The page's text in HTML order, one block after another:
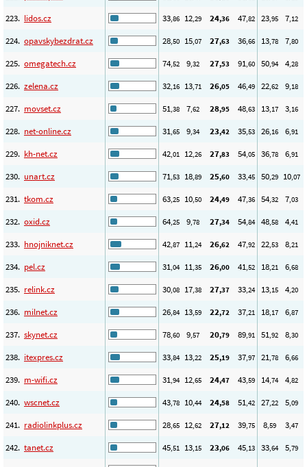
223. lidos.cz 33,86 12,29 24,36 47,82 23,95 7,12
224. opavskybezdrat.cz 28,50 15,07 27,63 36,66 13,78 7,80
225. omegatech.cz 74,52 9,32 27,53 91,60 50,94 4,28
226. zelena.cz 32,16 13,71 26,05 46,49 22,62 9,18
227. movset.cz 51,38 7,62 28,95 48,63 13,17 3,16
228. net-online.cz 31,65 9,34 23,42 35,53 26,16 6,91
229. kh-net.cz 42,01 12,26 27,83 54,05 36,78 6,91
230. unart.cz 71,53 18,89 25,60 33,45 50,29 10,07
231. tkom.cz 63,25 10,50 24,49 47,36 54,32 7,03
232. oxid.cz 64,25 9,78 27,34 54,84 48,58 4,41
233. hnojniknet.cz 42,87 11,24 26,62 47,92 22,53 8,21
234. pel.cz 31,04 11,35 26,00 41,52 18,21 6,68
235. relink.cz 30,08 17,38 27,37 33,24 13,15 4,20
236. milnet.cz 26,84 13,59 22,72 37,21 18,17 6,87
237. skynet.cz 78,60 9,57 20,79 89,91 51,92 8,30
238. itexpres.cz 33,84 13,22 25,19 37,97 21,78 6,66
239. m-wifi.cz 31,94 12,65 24,47 43,59 14,74 4,82
240. wscnet.cz 43,78 10,44 24,58 51,42 27,22 5,09
241. radiolinkplus.cz 28,65 12,62 27,12 39,75 8,59 3,47
242. tanet.cz 45,51 13,15 23,06 45,13 33,64 5,79